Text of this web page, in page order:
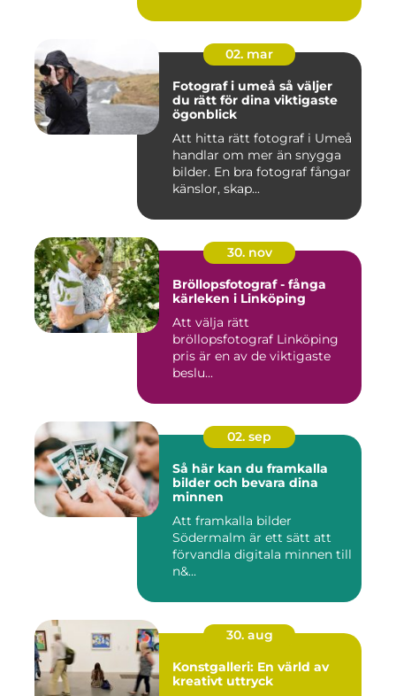
02. mar
Fotograf i umeå så väljer
du rätt för dina viktigaste
ögonblick
Att hitta rätt fotograf i Umeå
handlar om mer än snygga
bilder. En bra fotograf fångar
känslor, skap...
30. nov
Bröllopsfotograf - fånga
kärleken i Linköping
Att välja rätt
bröllopsfotograf Linköping
pris är en av de viktigaste
beslu...
02. sep
Så här kan du framkalla
bilder och bevara dina
minnen
Att framkalla bilder
Södermalm är ett sätt att
förvandla digitala minnen till
n&...
30. aug
Konstgalleri: En värld av
kreativt uttryck